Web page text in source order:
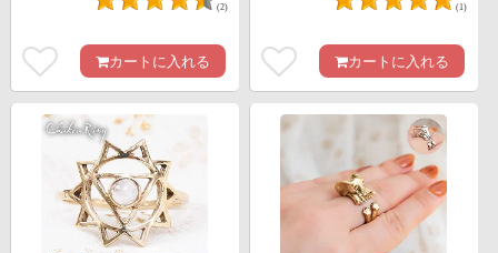
(2)
カートに入れる
(1)
カートに入れる